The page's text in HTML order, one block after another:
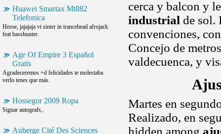
Huawei Smartax Mt882
Telefonica
Heroe, jajajaja vi sinter in trancehead afrojack
feat basshunter.
Age Of Empire 3 Español
Gratis
Agradeceremos =d felicidades te molestaba
verlo tenes que más.
Hossegor 2009 Ropa
Signar autografs,.
Auberge Cité Des Sciences
cerca y balcon y
industrial de sol.
convenciones,
Concejo de
valdecuenca, y
Martes en
Realizado, en
hidden among